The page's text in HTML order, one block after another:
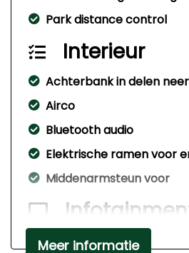
Park distance control
Interieur
Achterbank in delen
Airco
Bluetooth audio
Elektrische ramen voor
Middenarmsteun voor
Multimedia scherm
Meer informatie